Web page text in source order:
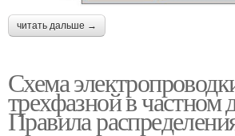
читать дальше →
Схема
трехфазной в частном
Правила